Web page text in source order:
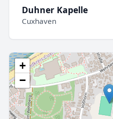
Duhner Kapelle
Cuxhaven
+
−